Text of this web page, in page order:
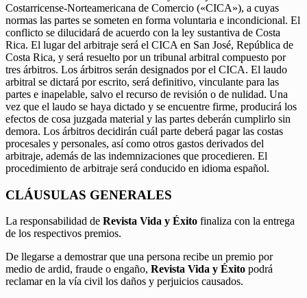
Costarricense-Norteamericana de Comercio («CICA»), a cuyas
normas las partes se someten en forma voluntaria e incondicional. El
conflicto se dilucidará de acuerdo con la ley sustantiva de Costa
Rica. El lugar del arbitraje será el CICA en San José, República de
Costa Rica, y será resuelto por un tribunal arbitral compuesto por
tres árbitros. Los árbitros serán designados por el CICA. El laudo
arbitral se dictará por escrito, será definitivo, vinculante para las
partes e inapelable, salvo el recurso de revisión o de nulidad. Una
vez que el laudo se haya dictado y se encuentre firme, producirá los
efectos de cosa juzgada material y las partes deberán cumplirlo sin
demora. Los árbitros decidirán cuál parte deberá pagar las costas
procesales y personales, así como otros gastos derivados del
arbitraje, además de las indemnizaciones que procedieren. El
procedimiento de arbitraje será conducido en idioma español.
CLÁUSULAS GENERALES
La responsabilidad de Revista Vida y Éxito finaliza con la entrega
de los respectivos premios.
De llegarse a demostrar que una persona recibe un premio por
medio de ardid, fraude o engaño, Revista Vida y Éxito podrá
reclamar en la vía civil los daños y perjuicios causados.